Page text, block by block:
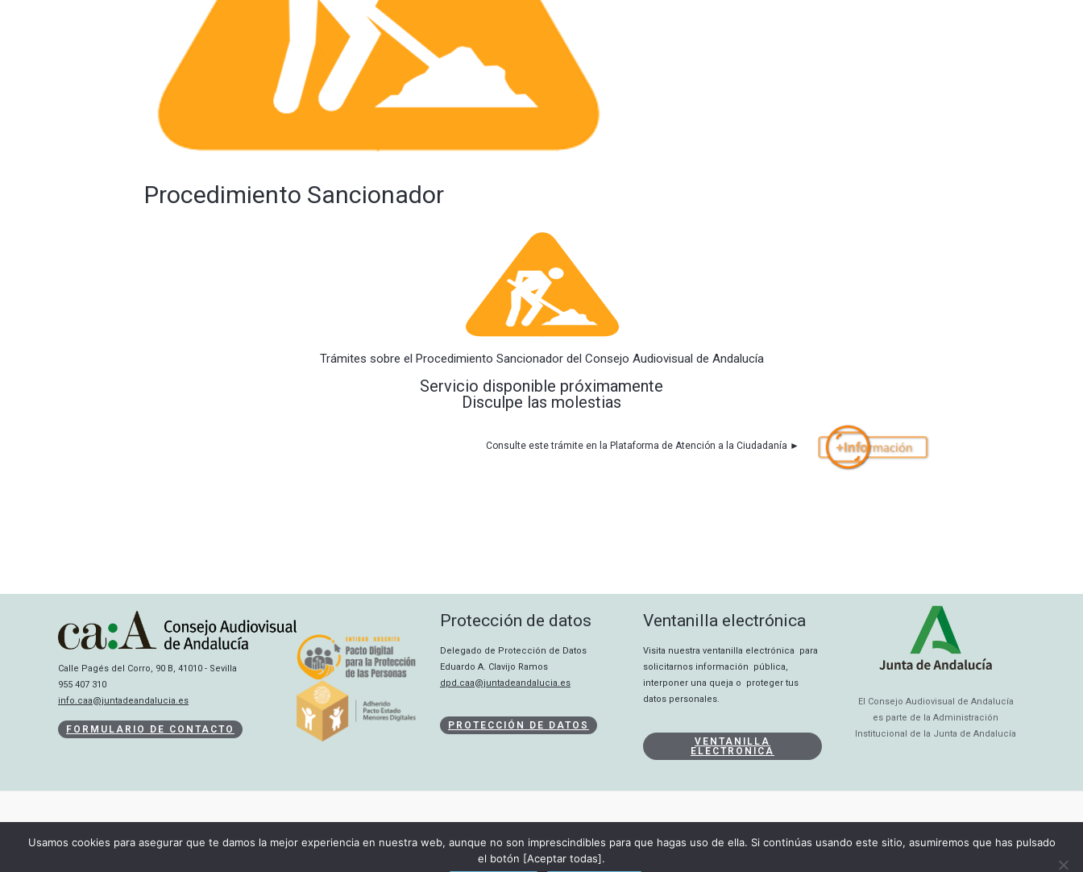
Procedimiento Sancionador
Trámites sobre el Procedimiento Sancionador del Consejo Audiovisual de Andalucía
Servicio disponible próximamente
Disculpe las molestias
Consulte este trámite en la Plataforma de Atención a la Ciudadanía ►
Calle Pagés del Corro, 90 B, 41010 - Sevilla
955 407 310
info.caa@juntadeandalucia.es
FORMULARIO DE CONTACTO
Protección de datos
Delegado de Protección de Datos
Eduardo A. Clavijo Ramos
dpd.caa@juntadeandalucia.es
PROTECCIÓN DE DATOS
Ventanilla electrónica
Visita nuestra ventanilla electrónica para
solicitarnos información pública,
interponer una queja o proteger tus
datos personales.
VENTANILLA
ELECTRÓNICA
El Consejo Audiovisual de Andalucía
es parte de la Administración
Institucional de la Junta de Andalucía
CANAL INTERNO
DECLARACIÓN DE ACCESIBILIDAD
Usamos cookies para asegurar que te damos la mejor experiencia en nuestra web, aunque no son imprescindibles para que hagas uso de ella. Si continúas usando este sitio, asumiremos que has pulsado
el botón [Aceptar todas].